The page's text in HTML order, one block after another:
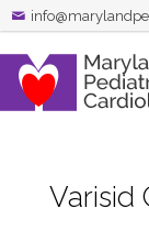
Varisid